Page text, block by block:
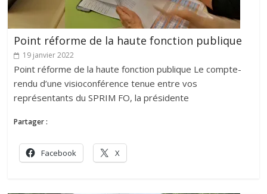
Point réforme de la haute fonction publique
19 janvier 2022
Point réforme de la haute fonction publique Le compte-
rendu d’une visioconférence tenue entre vos
représentants du SPRIM FO, la présidente
Partager :
Facebook X